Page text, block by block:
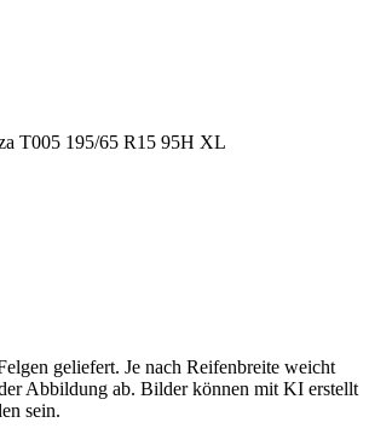
geliefert. Je nach Reifenbreite weicht
Abbildung ab. Bilder können mit KI erstellt
sein.